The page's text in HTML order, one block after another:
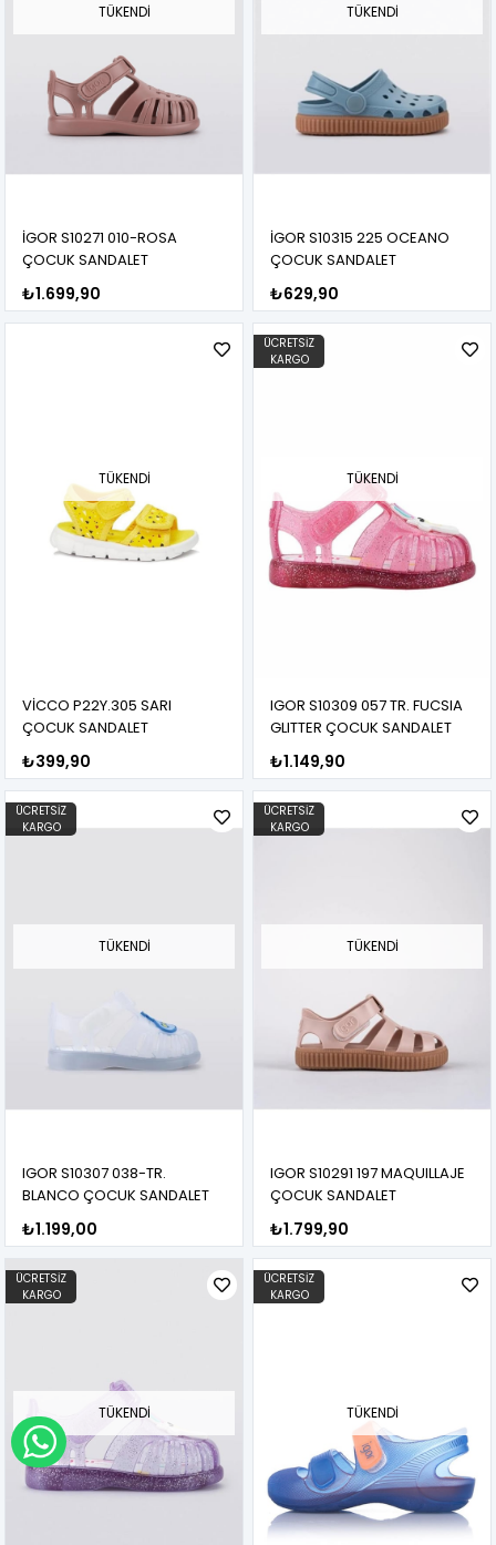
TÜKENDI
İGOR S10271 010-ROSA
ÇOCUK SANDALET
₺1.699,90
TÜKENDI
İGOR S10315 225 OCEANO
ÇOCUK SANDALET
₺629,90
TÜKENDI
VİCCO P22Y.305 SARI
ÇOCUK SANDALET
₺399,90
TÜKENDI
IGOR S10309 057 TR. FUCSIA
GLITTER ÇOCUK SANDALET
₺1.149,90
ÜCRETSIZ
KARGO
TÜKENDI
IGOR S10307 038-TR.
BLANCO ÇOCUK SANDALET
₺1.199,00
ÜCRETSIZ
KARGO
TÜKENDI
IGOR S10291 197 MAQUILLAJE
ÇOCUK SANDALET
₺1.799,90
ÜCRETSIZ
KARGO
TÜKENDI
ÜCRETSIZ
KARGO
TÜKENDI
ÜCRETSIZ
KARGO
WHATSAPP İLE SİPARİŞ VER